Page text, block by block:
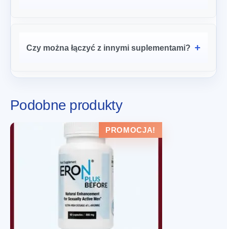
Czy można łączyć z innymi suplementami?
Podobne produkty
PROMOCJA!